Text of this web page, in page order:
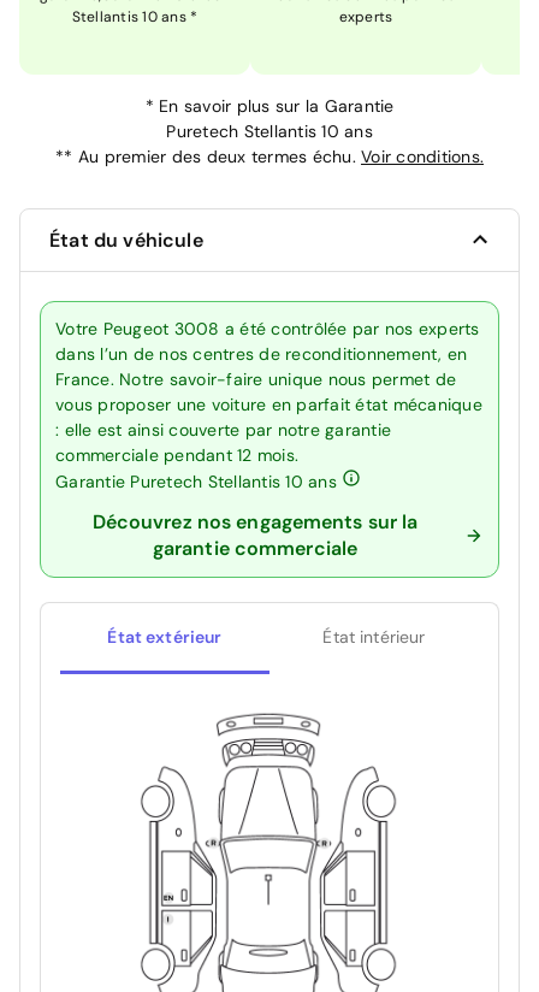
Stellantis 10 ans *
experts
* En savoir plus sur la Garantie
Puretech Stellantis 10 ans
** Au premier des deux termes échu. Voir conditions.
État du véhicule
Votre Peugeot 3008 a été contrôlée par nos experts
dans l’un de nos centres de reconditionnement, en
France. Notre savoir-faire unique nous permet de
vous proposer une voiture en parfait état mécanique
: elle est ainsi couverte par notre garantie
commerciale pendant 12 mois.
Garantie Puretech Stellantis 10 ans
Découvrez nos engagements sur la
garantie commerciale
État extérieur État intérieur